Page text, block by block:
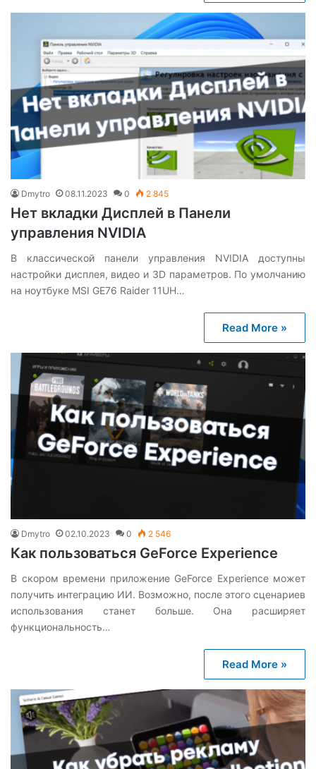
Dmytro 08.11.2023 0 2 845
Нет вкладки Дисплей в Панели
управления NVIDIA
В классической панели управления NVIDIA доступны
настройки дисплея, видео и 3D параметров. По умолчанию
на ноутбуке MSI GE76 Raider 11UH…
Read More »
Dmytro 02.10.2023 0 2 546
Как пользоваться GeForce Experience
В скором времени приложение GeForce Experience может
получить интеграцию ИИ. Возможно, после этого сценариев
использования станет больше. Она расширяет
функциональность…
Read More »